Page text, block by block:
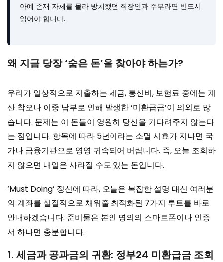
아예 존재 자체를 몰라 방치했던 직장인과 주부라면 반드시
읽어야 합니다.
왜 지금 당장 ‘숨은 돈’을 찾아야 하는가?
우리가 일상적으로 지출하는 세금, 통신비, 보험료 중에는 계
산 착오나 이중 납부로 인해 발생한 ‘미환급금’이 의외로 많
습니다. 문제는 이 돈들이 영원히 당신을 기다려주지 않는다
는 점입니다. 항목에 따라 5년이라는 소멸 시효가 지나면 국
가나 금융기관으로 영영 귀속되어 버립니다. 즉, 오늘 조회하
지 않으면 내일은 사라질 수도 있는 돈입니다.
‘Must Doing’ 정신에 따라, 오늘은 복잡한 설명 대신 여러분
의 계좌를 실질적으로 채워줄 최적화된 7가지 루트를 바로
안내하겠습니다. 준비물은 본인 명의의 스마트폰이나 인증
서 하나면 충분합니다.
1. 세금과 공과금의 귀환: 정부24 미환급금 조회